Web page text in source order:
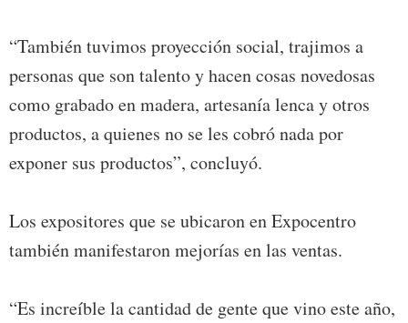
“También tuvimos proyección social, trajimos a
personas que son talento y hacen cosas novedosas
como grabado en madera, artesanía lenca y otros
productos, a quienes no se les cobró nada por
exponer sus productos”, concluyó.
Los expositores que se ubicaron en Expocentro
también manifestaron mejorías en las ventas.
“Es increíble la cantidad de gente que vino este año,